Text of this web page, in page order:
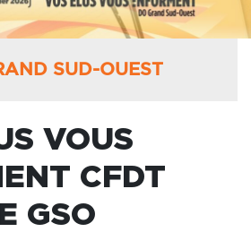
SUD-OUEST
VOUS
CFDT
GSO